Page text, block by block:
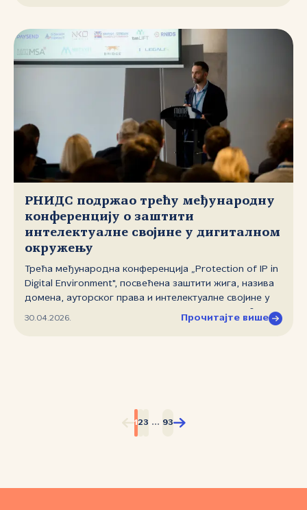
регистрима домена. Програм конференције био је
разноврстан и темељно припремљен да адресира
питања актуелна у доменској индустрији, те су
тематске целине биле посвећене безбедности,
злоупотребама домена, употреби вештачке
интелигенције, стратешком планирању, расту,
одговору на кризне ситуације, питањима усклађивања
пословања и правила са различитим прописима итд.
РНИДС подржао трећу међународну
конференцију о заштити
интелектуалне својине у дигиталном
окружењу
Трећа међународна конференција „Protection of IP in
Digital Environment", посвећена заштити жига, назива
домена, ауторског права и интелектуалне својине у
дигиталном окружењу, одржана је 27. априла 2026.
30.04.2026. Прочитајте више
1 23 ... 93